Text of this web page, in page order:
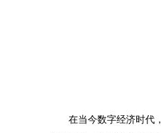
在当今数字经济时代